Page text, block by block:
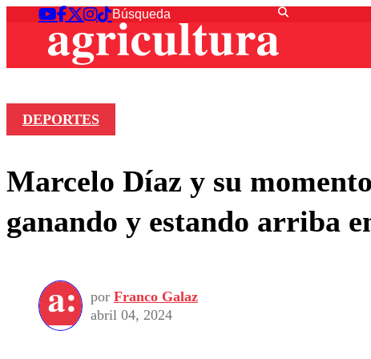
DEPORTES
Marcelo Díaz y su
ganando y estando arriba
por Franco Galaz
abril 04, 2024